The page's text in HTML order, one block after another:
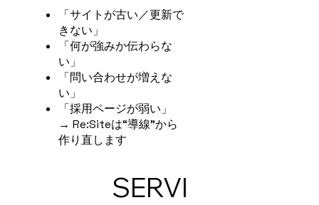
「サイトが古い／更新で
きない」
「何が強みか伝わらな
い」
「問い合わせが増えな
い」
「採用ページが弱い」
→ Re:Siteは“導線”から
作り直します
SERVI